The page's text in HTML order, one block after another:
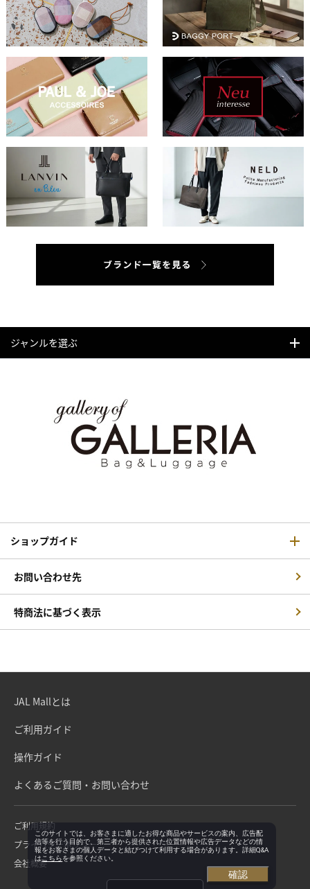
ジャンルを選ぶ
ショップガイド
お問い合わせ先
特商法に基づく表示
JAL Mallとは
ご利用ガイド
操作ガイド
よくあるご質問・お問い合わせ
ご利用規約
プライバシーポリシー
会社概要
このサイトでは、お客さまに適したお得な商品やサービスの案内、広告配
信等を行う目的で、第三者から提供された位置情報や広告データなどの情
報をお客さまの個人データと結びつけて利用する場合があります。詳細Q&A
はこちらを参照ください。
確認